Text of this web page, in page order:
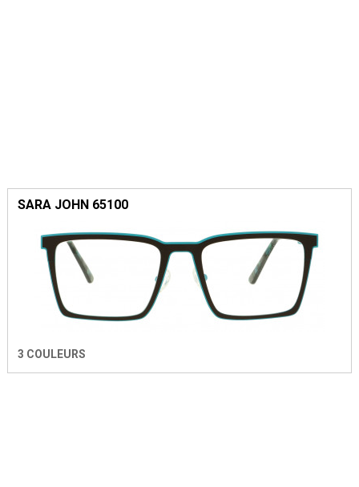
SARA JOHN 65100
3 COULEURS